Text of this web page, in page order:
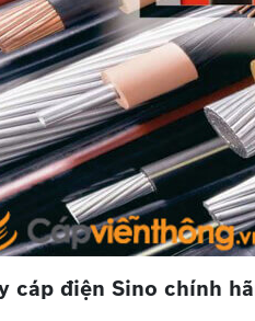
cáp điện Sino chính